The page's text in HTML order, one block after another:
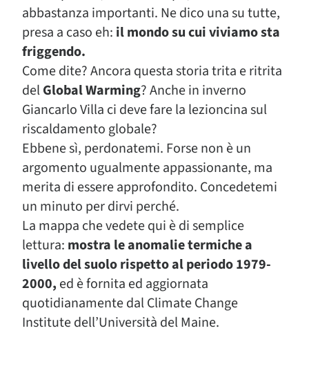
abbastanza importanti. Ne dico una su tutte,
presa a caso eh: il mondo su cui viviamo sta
friggendo.
Come dite? Ancora questa storia trita e ritrita
delGlobal Warming? Anche in inverno
Giancarlo Villa ci deve fare la lezioncina sul
riscaldamento globale?
Ebbene sì, perdonatemi. Forse non è un
argomento ugualmente appassionante, ma
merita di essere approfondito. Concedetemi
un minuto per dirvi perché.
La mappa che vedete qui è di semplice
lettura: mostra le anomalie termiche a
livello del suolo rispetto al periodo 1979-
2000, ed è fornita ed aggiornata
quotidianamente dal Climate Change
Institute dell’Università del Maine.